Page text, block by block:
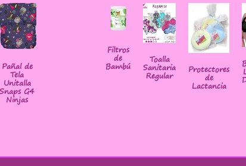
Pañal de
Tela
Unitalla
Snaps G4
Ninjas
Filtros
de
Bambú
Toalla
Sanitaria
Regular
Protectores
de
Lactancia